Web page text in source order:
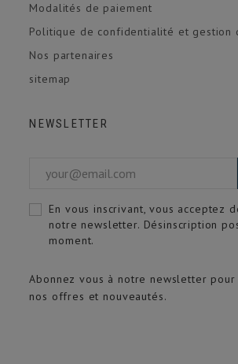
Modalités de paiement
Politique de confidentialité et gestion
Nos partenaires
sitemap
NEWSLETTER
Abonnez vous à notre newsletter
nos offres et nouveautés.
En vous inscrivant, vous acceptez
notre newsletter. Désinscription
moment.